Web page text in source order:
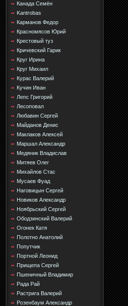
Канада Семён
Kantrobas
Карманов Федор
Красномясов Юрий
Крестовый туз
Кричевский Гарик
Круг Ирина
Круг Михаил
Курас Валерий
Кучин Иван
Лепс Григорий
Лесоповал
Любавин Сергей
Майданов Денис
Маклаков Алексей
Маршал Александр
Медяник Владислав
Митяев Олег
Михайлов Стас
Мусаев Фуад
Наговицын Сергей
Новиков Александр
Ноябрьский Сергей
Ободзинский Валерий
Огонек Катя
Полотно Анатолий
Попутчик
Портной Леонид
Прищепа Сергей
Пшеничный Владимир
Рада Рай
Растрига Валерий
Розенбаум Александр